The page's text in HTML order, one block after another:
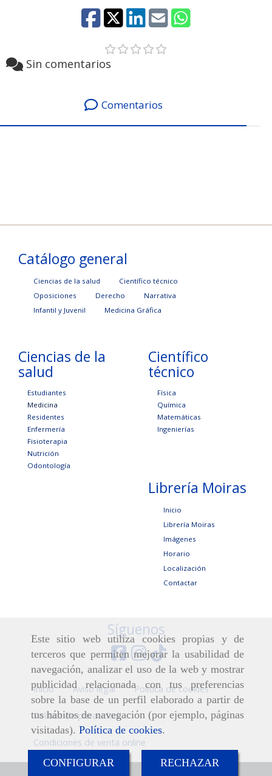
Este sitio web utiliza cookies propias y de
terceros que permiten mejorar la usabilidad de
navegación, analizar el uso de la web y mostrar
publicidad relacionada con tus preferencias
sobre la base de un perfil elaborado a partir de
tus hábitos de navegación (por ejemplo, páginas
visitadas). Política de cookies.
CONFIGURAR RECHAZAR
Sin comentarios
Comentarios
Catálogo general
Ciencias de la salud
Científico técnico
Oposiciones
Derecho
Narrativa
Infantil y Juvenil
Medicina Gráfica
Ciencias de la
salud
Estudiantes
Medicina
Residentes
Enfermería
Fisioterapia
Nutrición
Odontología
Científico
técnico
Física
Química
Matemáticas
Ingenierías
Librería Moiras
Inicio
Librería Moiras
Imágenes
Horario
Localización
Contactar
Síguenos
Inicio Aviso legal Política de cookies
Política de privacidad
Condiciones de venta online